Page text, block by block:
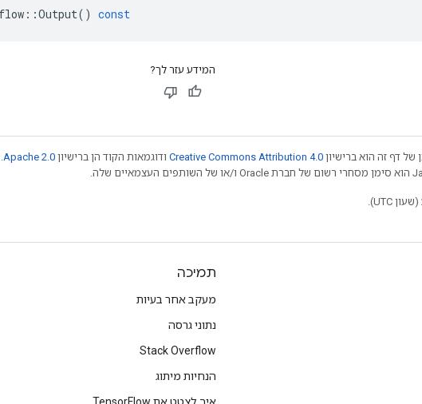
::Output() const
המידע עזר לך?
דף זה הוא ברישיון Creative Commons Attribution 4.0 ודוגמאות הקוד הן ברישיון Apache 2.0
תמיכה
מעקב אחר בעיות
נתוני גרסה
Stack Overflow
הנחיות מיתוג